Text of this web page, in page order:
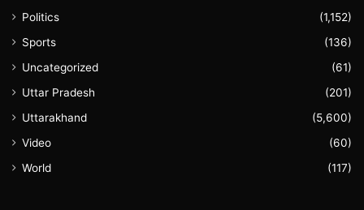
Politics
(1,152)
Sports
(136)
Uncategorized
(61)
Uttar Pradesh
(201)
Uttarakhand
(5,600)
Video
(60)
World
(117)